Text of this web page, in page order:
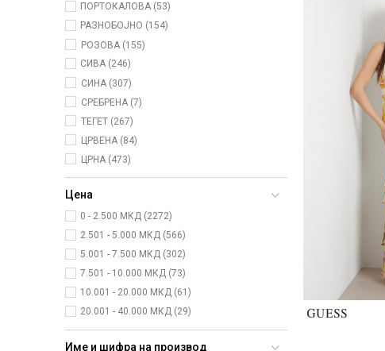
ПОРТОКАЛОВА (53)
РАЗНОБОЈНО (154)
РОЗОВА (155)
СИВА (246)
СИНА (307)
СРЕБРЕНА (7)
ТЕГЕТ (267)
ЦРВЕНА (84)
ЦРНА (473)
Цена
0 - 2.500 МКД (2272)
2.501 - 5.000 МКД (566)
5.001 - 7.500 МКД (302)
7.501 - 10.000 МКД (73)
10.001 - 20.000 МКД (61)
20.001 - 40.000 МКД (29)
Име и шифра на производ